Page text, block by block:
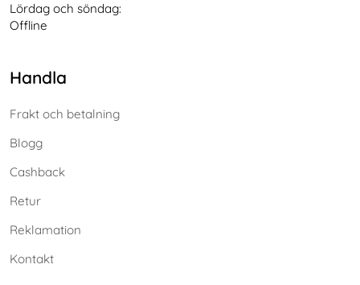
Lördag och söndag:
Offline
Handla
Frakt och betalning
Blogg
Cashback
Retur
Reklamation
Kontakt